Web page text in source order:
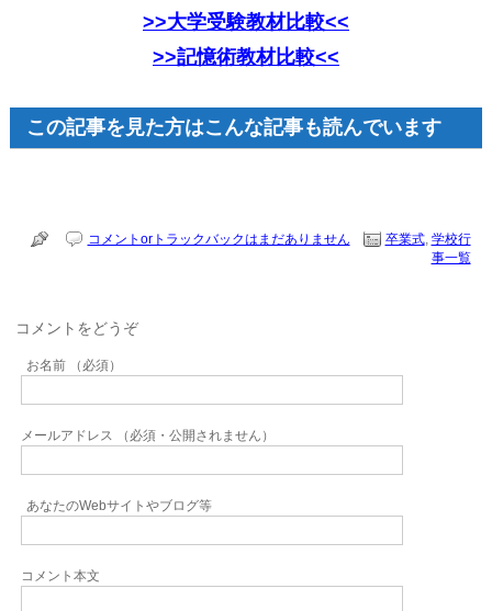
>>大学受験教材比較<<
>>記憶術教材比較<<
この記事を見た方はこんな記事も読んでいます
コメントorトラックバックはまだありません 卒業式, 学校行
事一覧
コメントをどうぞ
お名前 （必須）
メールアドレス （必須・公開されません）
あなたのWebサイトやブログ等
コメント本文